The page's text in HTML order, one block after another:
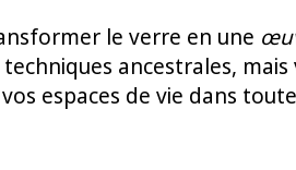
le verre en une
ancestrales,
espaces de vie dans